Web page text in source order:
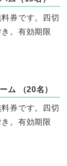
券です。四切
。有効期限
ム （20名）
券です。四切
。有効期限